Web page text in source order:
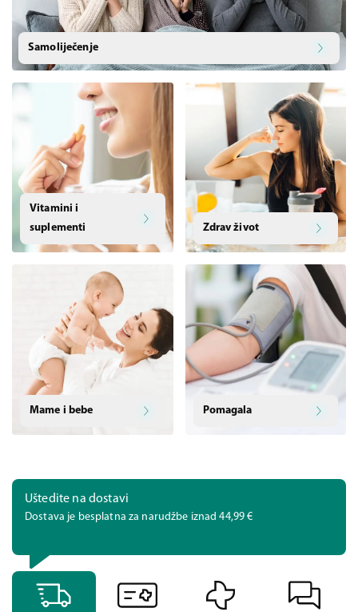
Samoliječenje
Vitamini i
suplementi
Zdrav život
Mame i bebe Pomagala
Uštedite na dostavi
Dostava je besplatna za narudžbe iznad 44,99 €